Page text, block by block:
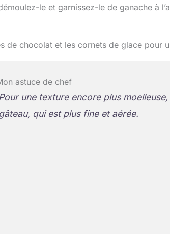
le et garnissez-le de ganache à
de chocolat et les cornets de glace pour
astuce de chef
une texture encore plus
gâteau, qui est plus fine et aérée.